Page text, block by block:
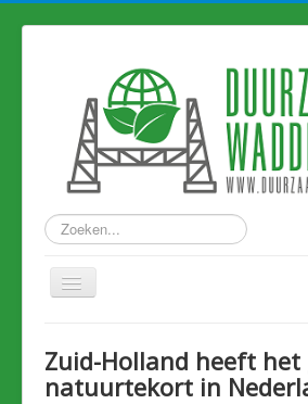
Zoeken...
Nieuws
Zuid-Holland heeft
natuurtekort in